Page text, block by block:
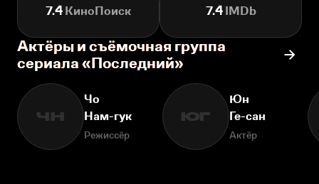
7.4 КиноПоиск 7.4IMDb
Актёры и съёмочная группа
сериала «Последний»
ЧН
Чо
Нам-гук
Режиссёр
ЮГ
Юн
Ге-сан
Актёр